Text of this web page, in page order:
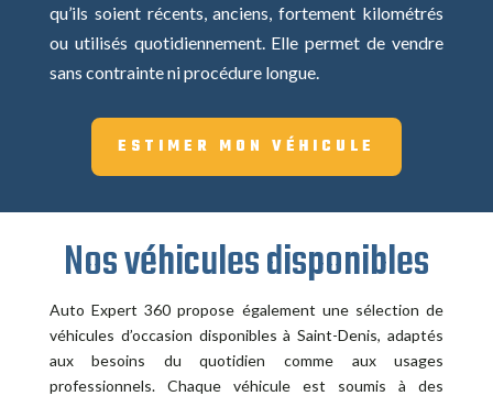
qu’ils soient récents, anciens, fortement kilométrés
ou utilisés quotidiennement. Elle permet de vendre
sans contrainte ni procédure longue.
ESTIMER MON VÉHICULE
Nos véhicules disponibles
Auto Expert 360 propose également une sélection de
véhicules d’occasion disponibles à Saint-Denis, adaptés
aux besoins du quotidien comme aux usages
professionnels. Chaque véhicule est soumis à des